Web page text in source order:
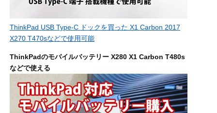
ThinkPad USB Type-C ドックを買った X1 Carbon 2017
X270 T470sなどで使用可能
ThinkPadのモバイルバッテリー X280 X1 Carbon T480s
などで使える